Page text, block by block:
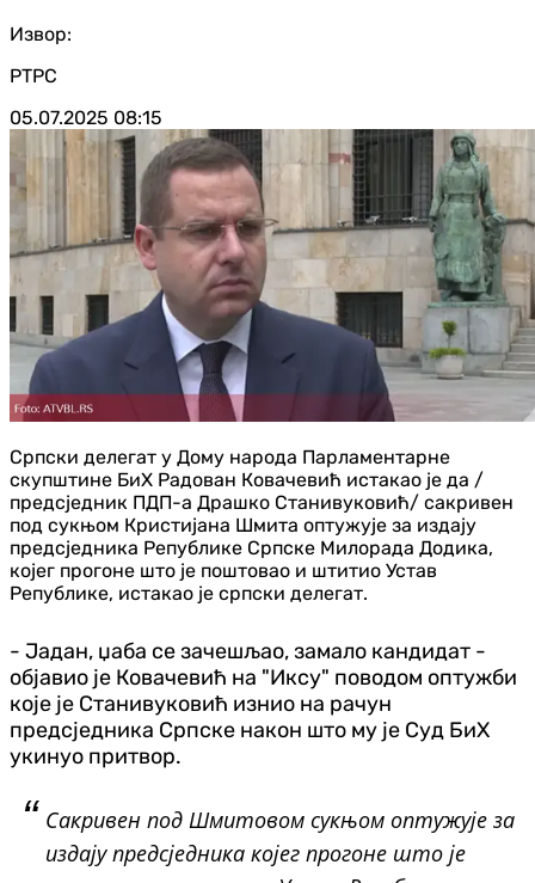
Извор:
РТРС
05.07.2025 08:15
Српски делегат у Дому народа Парламентарне
скупштине БиХ Радован Ковачевић истакао је да /
предсједник ПДП-а Драшко Станивуковић/ сакривен
под сукњом Кристијана Шмита оптужује за издају
предсједника Републике Српске Милорада Додика,
којег прогоне што је поштовао и штитио Устав
Републике, истакао је српски делегат.
- Јадан, џаба се зачешљао, замало кандидат -
објавио је Ковачевић на "Иксу" поводом оптужби
које је Станивуковић изнио на рачун
предсједника Српске након што му је Суд БиХ
укинуо притвор.
Сакривен под Шмитовом сукњом оптужује за
издају предсједника којег прогоне што је